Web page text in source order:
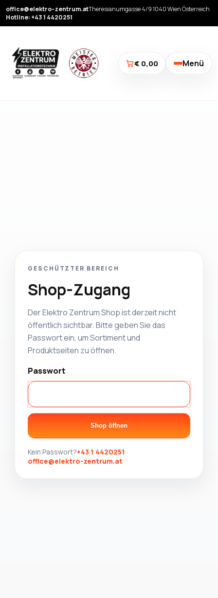
office@elektro-zentrum.atTheresianumgasse 4/9 1040 Wien Österreich
Hotline: +43 1 4420251
€ 0,00 Menü
GESCHÜTZTER BEREICH
Shop-Zugang
Der Elektro Zentrum Shop ist derzeit nicht
öffentlich sichtbar. Bitte geben Sie das
Passwort ein, um Sortiment und
Produktseiten zu öffnen.
Passwort
Shop öffnen
Kein Passwort?+43 1 4420251
office@elektro-zentrum.at